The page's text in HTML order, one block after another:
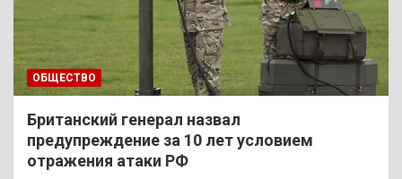
ОБЩЕСТВО
Британский генерал назвал
предупреждение за 10 лет условием
отражения атаки РФ